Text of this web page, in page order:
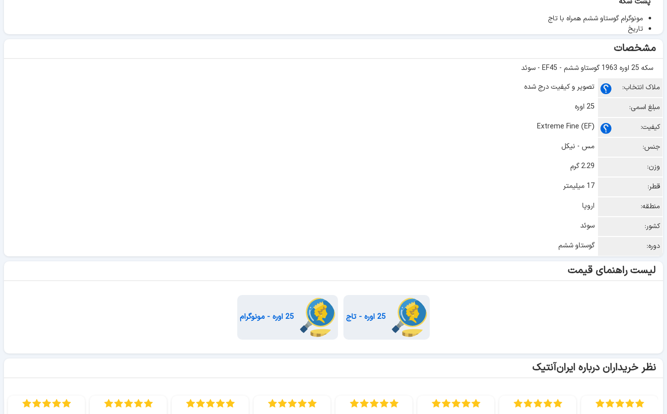
مونوگرام گوستاو ششم همراه با تاج
تاریخ
مشخصات
سکه 25 اوره 1963 گوستاو ششم - EF45 - سوئد
ملاک انتخاب:
تصویر و کیفیت درج شده
مبلغ اسمی:
25 اوره
کیفیت:
Extreme Fine (EF)
جنس:
مس - نیکل
وزن:
2.29 گرم
قطر:
17 میلیمتر
منطقه:
اروپا
کشور:
سوئد
دوره:
گوستاو ششم
لیست راهنمای قیمت
25 اوره - تاج 25 اوره - مونوگرام
نظر خریداران درباره ایران‌آنتیک